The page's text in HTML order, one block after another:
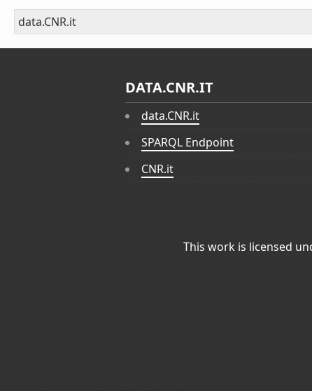
data.CNR.it
DATA.CNR.IT
data.CNR.it
SPARQL Endpoint
CNR.it
This work is licensed